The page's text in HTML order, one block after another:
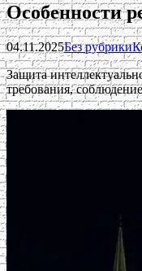
Особенности
04.11.2025Без рубрики
Защита
требования,